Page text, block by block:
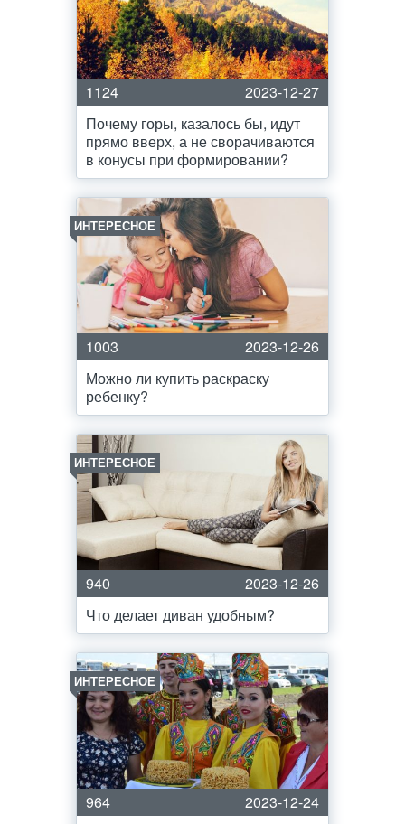
1124
2023-12-27
Почему горы, казалось бы, идут
прямо вверх, а не сворачиваются
в конусы при формировании?
ИНТЕРЕСНОЕ
1003
2023-12-26
Можно ли купить раскраску
ребенку?
ИНТЕРЕСНОЕ
940
2023-12-26
Что делает диван удобным?
ИНТЕРЕСНОЕ
964
2023-12-24